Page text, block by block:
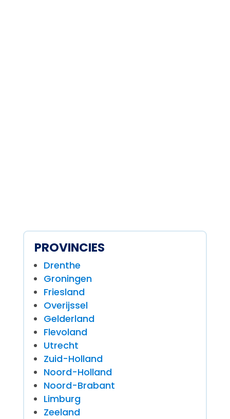
PROVINCIES
Drenthe
Groningen
Friesland
Overijssel
Gelderland
Flevoland
Utrecht
Zuid-Holland
Noord-Holland
Noord-Brabant
Limburg
Zeeland